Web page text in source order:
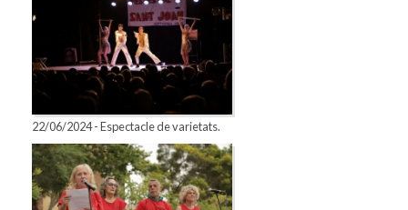
22/06/2024 - Espectacle de varietats.